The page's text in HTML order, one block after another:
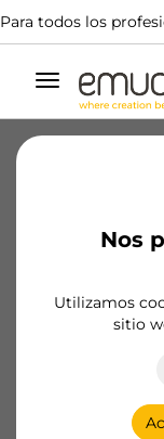
Para todos los
Alternar
navegación
Nos
Utilizamos
sitio
Canal
pone
en cumplimiento y